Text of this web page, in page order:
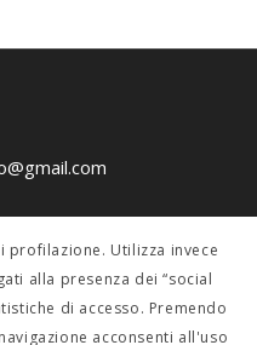
profilazione. Utilizza invece
alla presenza dei “social
di accesso. Premendo
acconsenti all'uso